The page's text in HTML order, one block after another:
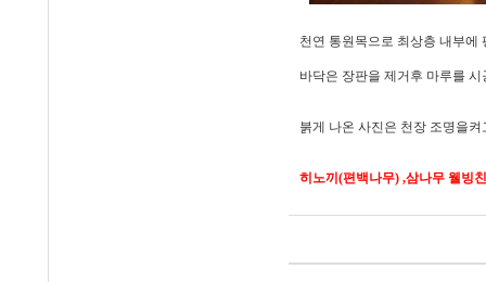
천연 통원목으로 최상층 내부에
바닥은 장판을 제거후 마루를 시
붉게 나온 사진은 천장 조명을
히노끼(편백나무) ,삼나무 웰빙